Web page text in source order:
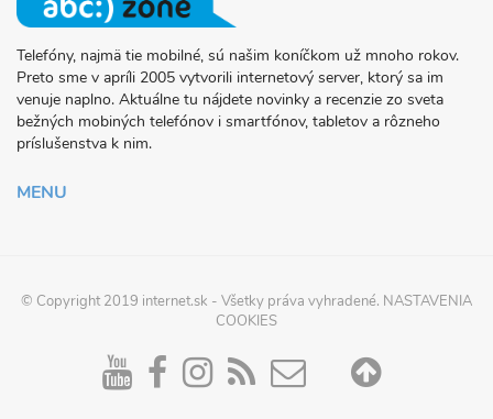
O
PROJEKTE
FONY.SK
Telefóny, najmä tie mobilné, sú našim koníčkom už mnoho rokov.
Preto sme v apríli 2005 vytvorili internetový server, ktorý sa im
venuje naplno. Aktuálne tu nájdete novinky a recenzie zo sveta
bežných mobiných telefónov i smartfónov, tabletov a rôzneho
príslušenstva k nim.
MENU
© Copyright 2019 internet.sk - Všetky práva vyhradené. NASTAVENIA
COOKIES